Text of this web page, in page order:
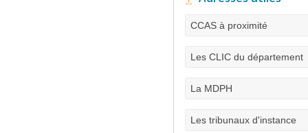
CCAS à proximité
Les CLIC du département
La MDPH
Les tribunaux d'instance